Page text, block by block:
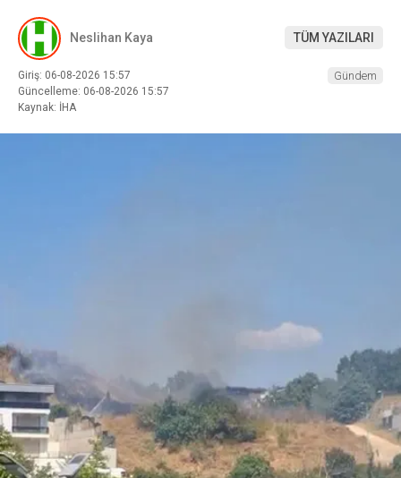
Neslihan Kaya TÜM YAZILARI
Giriş: 06-08-2026 15:57
Güncelleme: 06-08-2026 15:57
Kaynak: İHA
Gündem